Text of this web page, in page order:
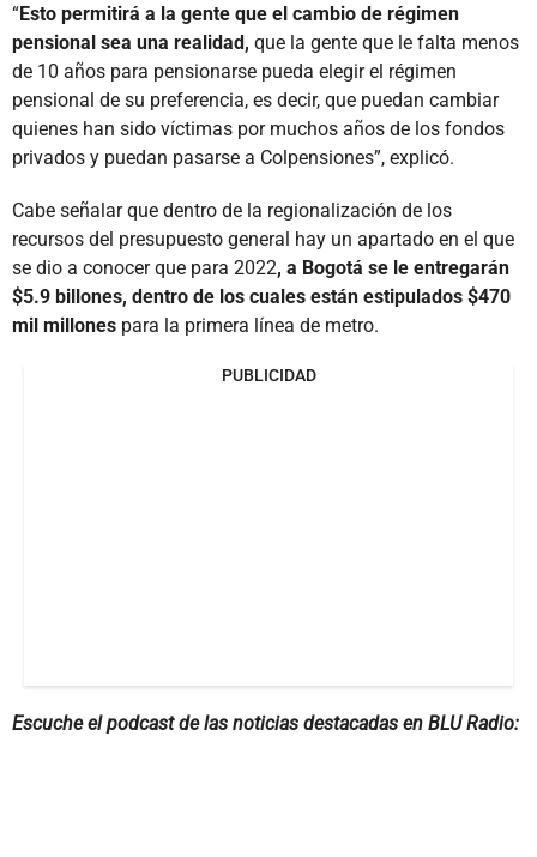
“Esto permitirá a la gente que el cambio de régimen
pensional sea una realidad, que la gente que le falta menos
de 10 años para pensionarse pueda elegir el régimen
pensional de su preferencia, es decir, que puedan cambiar
quienes han sido víctimas por muchos años de los fondos
privados y puedan pasarse a Colpensiones”, explicó.
Cabe señalar que dentro de la regionalización de los
recursos del presupuesto general hay un apartado en el que
se dio a conocer que para 2022, a Bogotá se le entregarán
$5.9 billones, dentro de los cuales están estipulados $470
mil millones para la primera línea de metro.
PUBLICIDAD
Escuche el podcast de las noticias destacadas en BLU Radio: